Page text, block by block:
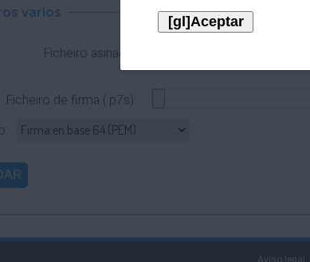
varios
Ficheiro asinado:
Ficheiro de firma (.p7s):
Aviso legal